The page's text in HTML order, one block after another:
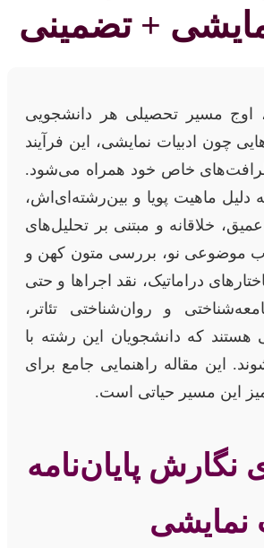
+ تضمینی
اوج مسیر تحصیلی هر دانشجویی
چون ادبیات نمایشی، این فرآیند
ظرافت‌های خاص خود همراه می‌شود.
دلیل ماهیت پویا و بین‌رشته‌ای‌اش،
خلاقانه و مبتنی بر تحلیل‌های
موضوعی نو، بررسی متون کهن و
دراماتیک، نقد اجراها و حتی
و روان‌شناختی تئاتر،
که دانشجویان این رشته با
این مقاله راهنمایی جامع برای
این مسیر حیاتی است.
پایان‌نامه
نمایشی